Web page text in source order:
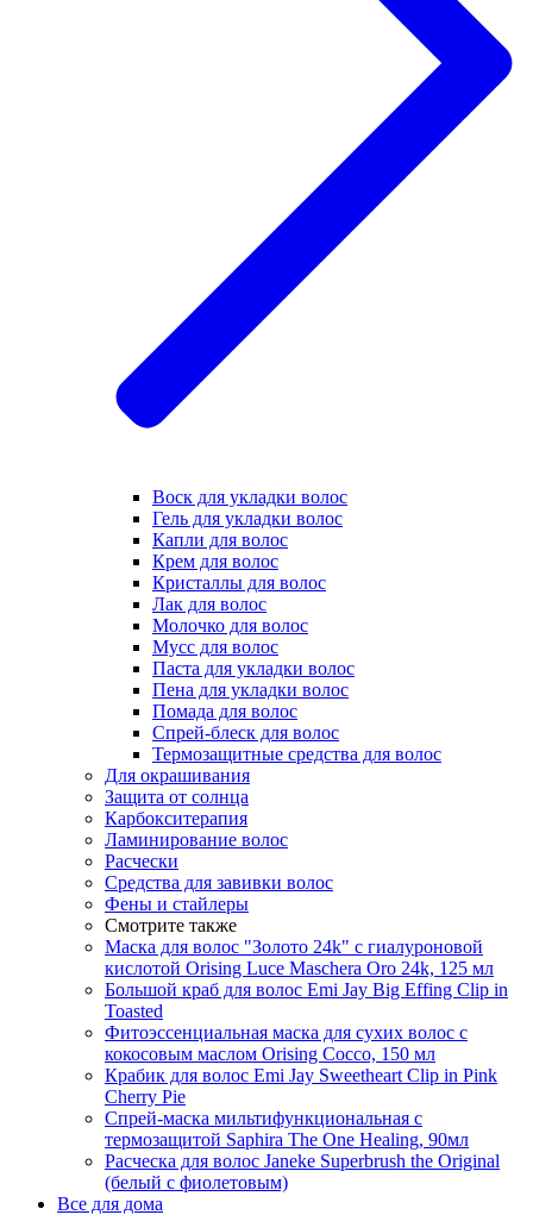
Воск для укладки волос
Гель для укладки волос
Капли для волос
Крем для волос
Кристаллы для волос
Лак для волос
Молочко для волос
Мусс для волос
Паста для укладки волос
Пена для укладки волос
Помада для волос
Спрей-блеск для волос
Термозащитные средства для волос
Для окрашивания
Защита от солнца
Карбокситерапия
Ламинирование волос
Расчески
Средства для завивки волос
Фены и стайлеры
Смотрите также
Маска для волос "Золото 24k" с гиалуроновой
кислотой Orising Luce Maschera Oro 24k, 125 мл
Большой краб для волос Emi Jay Big Effing Clip in
Toasted
Фитоэссенциальная маска для сухих волос с
кокосовым маслом Orising Cocco, 150 мл
Крабик для волос Emi Jay Sweetheart Clip in Pink
Cherry Pie
Спрей-маска мильтифункциональная с
термозащитой Saphira The One Healing, 90мл
Расческа для волос Janeke Superbrush the Original
(белый с фиолетовым)
Все для дома